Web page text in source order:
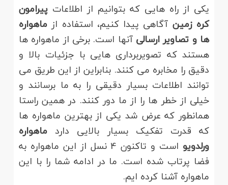
یکی از راه هایی که بتوانیم از اطلاعات پیرامون
کره زمین آگاهی پیدا کنیم، استفاده از ماهواره
ها و تصاویر ارسالی آنها است. برخی از ماهواره ها
هستند که تصویربرداری هایی با جزئیات بالا و
دقیق را مخابره می کنند. بنابراین از این طریق می
توانند اطلاعات بسیار دقیقی را به ما برسانند و
خیلی از خطر ها را از ما دور کنند. در همین راستا
همانطور که عرض شد یکی از بهترین ماهواره ها
که قدرت تفکیک بسیار بالایی دارد ماهواره
ورلدویو
است و تاکنون 4 نسل از این ماهواره به
فضا پرتاب شده است. ما در ادامه شما را با این
ماهواره آشنا کرده ایم.